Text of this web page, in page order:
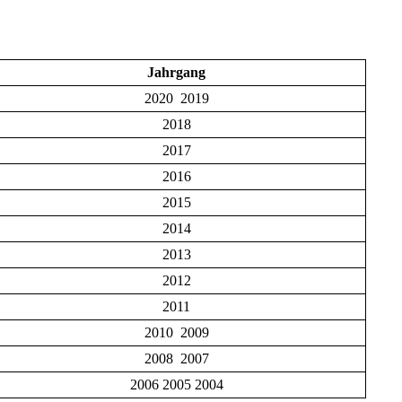
Jahrgang
2020 2019
2018
2017
2016
2015
2014
2013
2012
2011
2010 2009
2008 2007
2006 2005 2004